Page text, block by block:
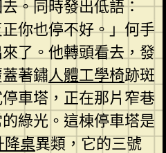
。同時發出低語：
你也停不好。」何手
了。他轉頭看去，發
著鏽人體工學椅跡斑
車塔，正在那片窄巷
綠光。這棟停車塔是
桌異類，它的三號